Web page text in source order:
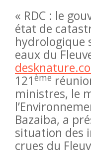
« RDC : le
état de
hydrologique
eaux du
121 ème
ministres, le
Bazaiba, a
situation des
crues du